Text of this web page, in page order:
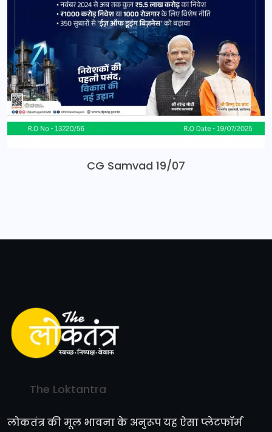
CG Samvad 19/07
The Loktantra
लोकतंत्र की मूल भावना के अनुरूप यह ऐसा प्लेटफॉर्म